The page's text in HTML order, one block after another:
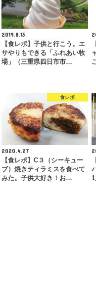
2019.8.13
【食レポ】子供と行こう。エ
サやりもできる「ふれあい牧
場」（三重県四日市市…
食レポ
2020.4.27
【食レポ】C３（シーキュー
ブ）焼きティラミスを食べて
みた。子供大好き！お…